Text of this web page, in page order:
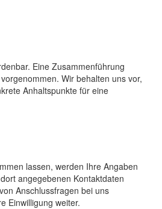
Eine Zusammenführung
Wir behalten uns vor,
Anhaltspunkte für eine
lassen, werden Ihre Angaben
angegebenen Kontaktdaten
Anschlussfragen bei uns
Einwilligung weiter.